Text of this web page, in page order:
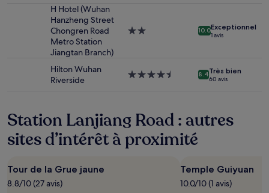
disponibilité
susceptibles
conditions
supplémentaires
H Hotel (Wuhan
Hanzheng Street
Chongren Road
Metro Station
Jiangtan Branch)
Hébergement
10.0Exceptionnel
1 avis
Hilton Wuhan
Riverside
Hébergement
8.4Très bien
60 avis
Station Lanjiang Road : autres
sites d’intérêt à proximité
Tour de la Grue jaune
8.8/10 (27 avis)
Temple Guiyuan
10.0/10 (1 avis)